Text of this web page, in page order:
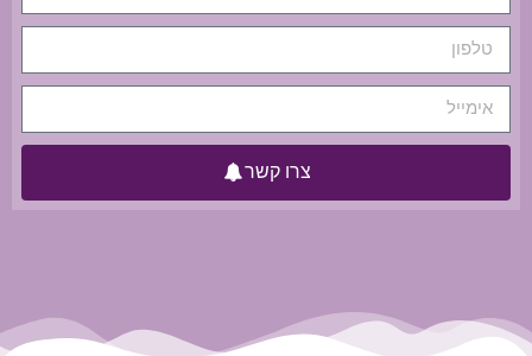
צרו קשר